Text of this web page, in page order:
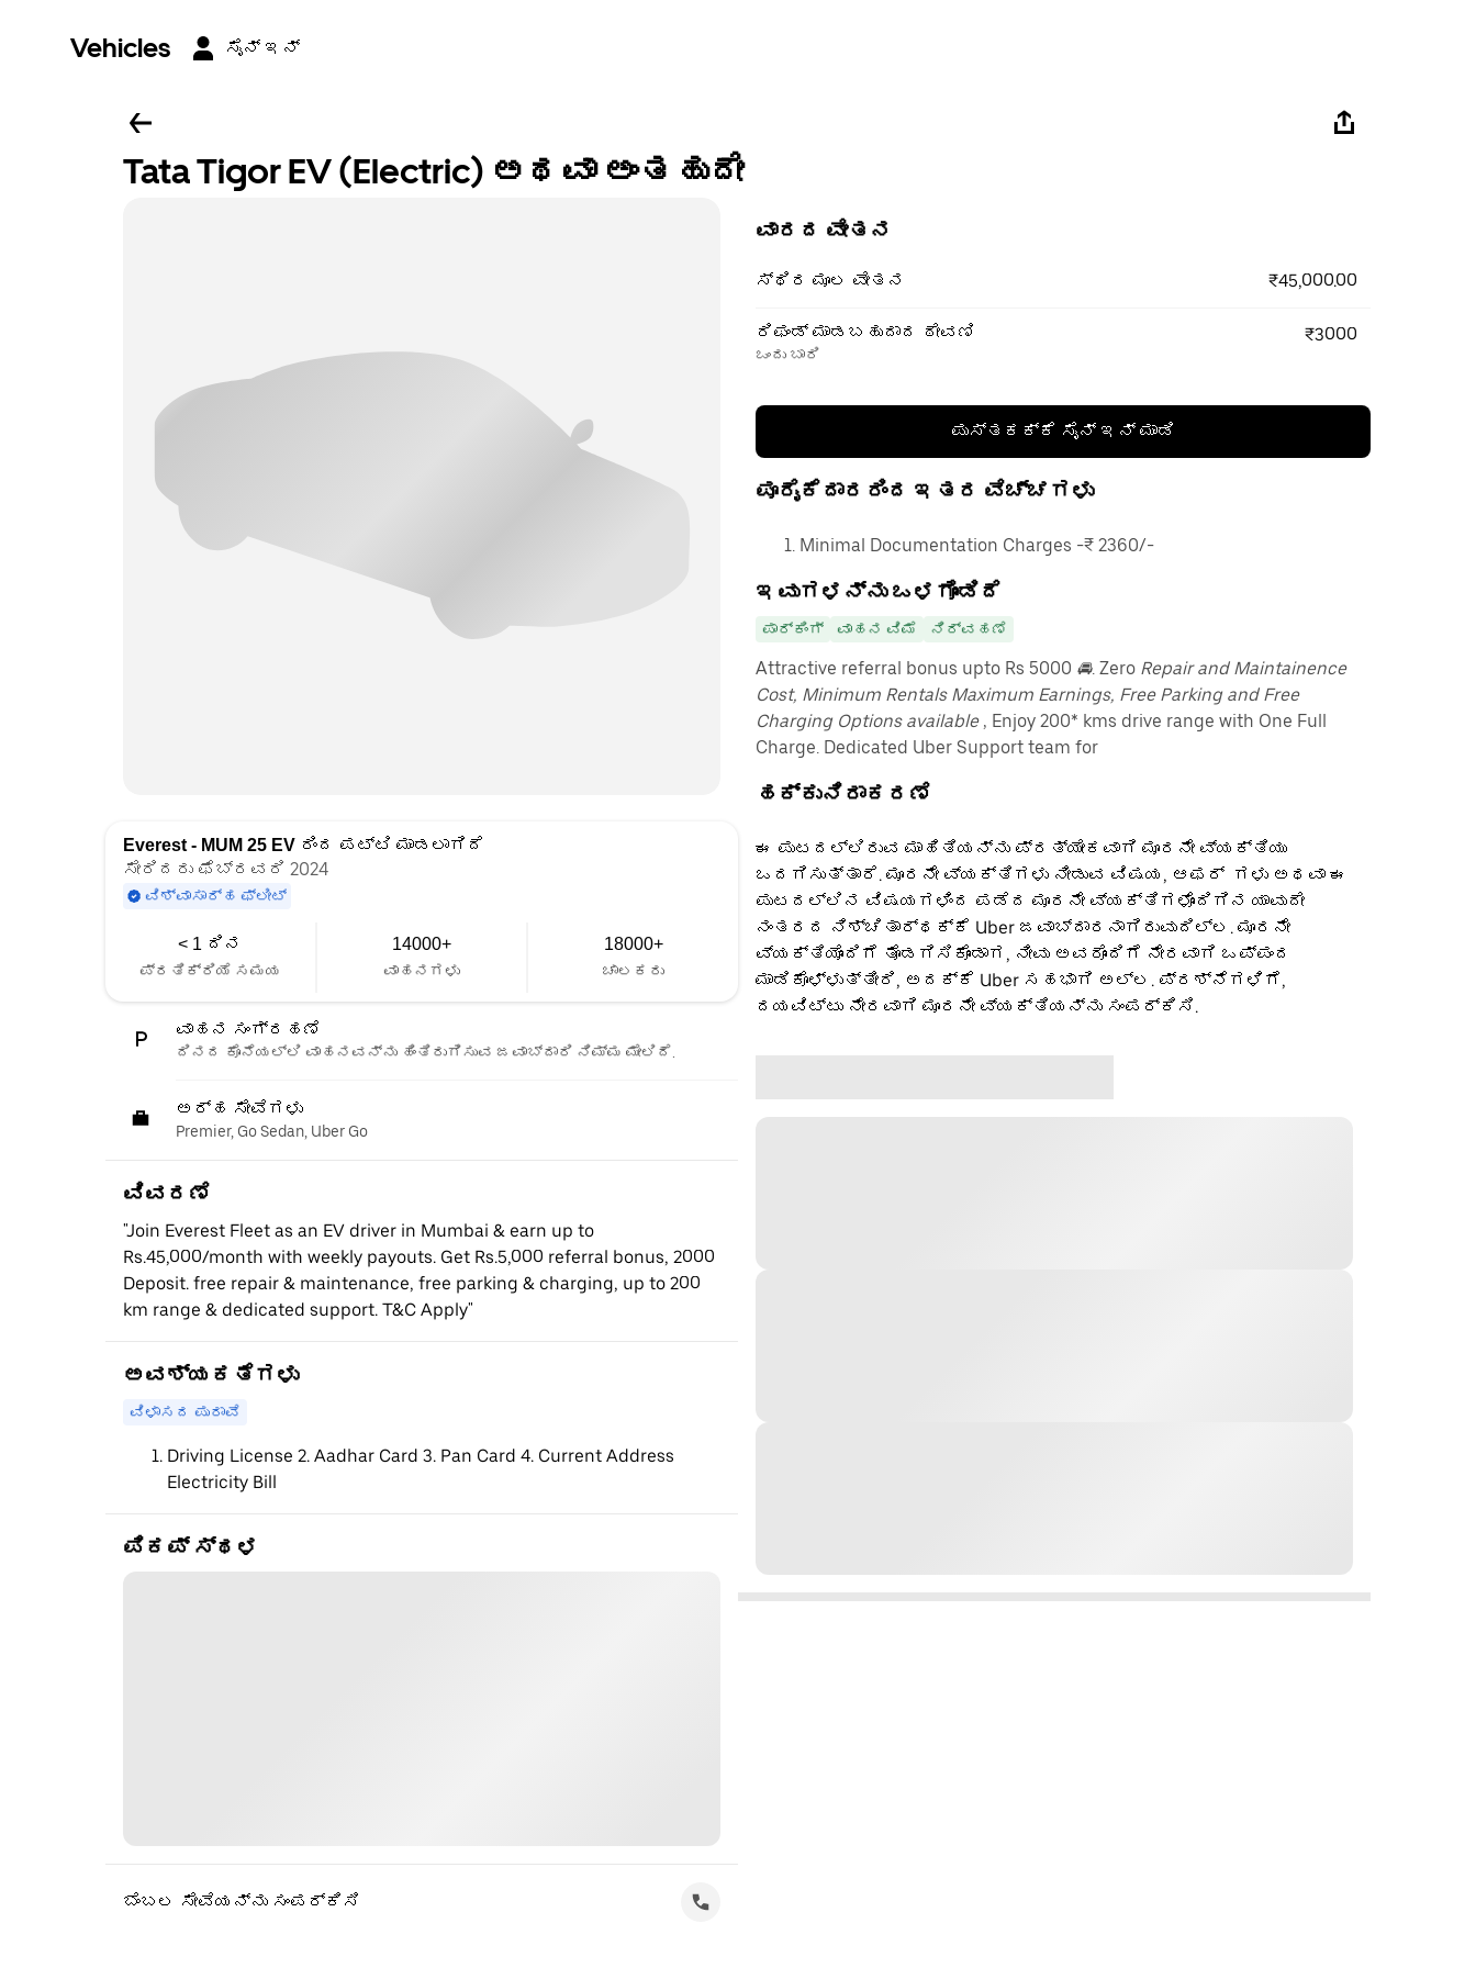
Vehicles ಸೈನ್ ಇನ್
Tata Tigor EV (Electric) ಅಥವಾ ಅಂತಹುದೇ
Everest - MUM 25 EV ರಿಂದ ಪಟ್ಟಿ ಮಾಡಲಾಗಿದೆ
ಸೇರಿದರು ಫೆಬ್ರವರಿ 2024
ವಿಶ್ವಾಸಾರ್ಹ ಫ್ಲೀಟ್
< 1 ದಿನ
ಪ್ರತಿಕ್ರಿಯೆ ಸಮಯ
14000+
ವಾಹನಗಳು
18000+
ಚಾಲಕರು
ವಾಹನ ಸಂಗ್ರಹಣೆ
ದಿನದ ಕೊನೆಯಲ್ಲಿ ವಾಹನವನ್ನು ಹಿಂತಿರುಗಿಸುವ ಜವಾಬ್ದಾರಿ ನಿಮ್ಮ ಮೇಲಿದೆ.
ಅರ್ಹ ಸೇವೆಗಳು
Premier, Go Sedan, Uber Go
ವಿವರಣೆ
"Join Everest Fleet as an EV driver in Mumbai & earn up to
Rs.45,000/month with weekly payouts. Get Rs.5,000 referral bonus, 2000
Deposit. free repair & maintenance, free parking & charging, up to 200
km range & dedicated support. T&C Apply"
ಅವಶ್ಯಕತೆಗಳು
ವಿಳಾಸದ ಪುರಾವೆ
Driving License 2. Aadhar Card 3. Pan Card 4. Current Address
Electricity Bill
ಪಿಕಪ್ ಸ್ಥಳ
ಬೆಂಬಲ ಸೇವೆಯನ್ನು ಸಂಪರ್ಕಿಸಿ
ವಾರದ ವೇತನ
ಸ್ಥಿರ ಮೂಲ ವೇತನ ₹45,000.00
ರಿಫಂಡ್ ಮಾಡಬಹುದಾದ ಠೇವಣಿ
ಒಂದು ಬಾರಿ
₹3000
ಪುಸ್ತಕಕ್ಕೆ ಸೈನ್ ಇನ್ ಮಾಡಿ
ಪೂರೈಕೆದಾರರಿಂದ ಇತರ ವೆಚ್ಚಗಳು
Minimal Documentation Charges -₹ 2360/-
ಇವುಗಳನ್ನು ಒಳಗೊಂಡಿದೆ
ಪಾರ್ಕಿಂಗ್ ವಾಹನ ವಿಮೆ ನಿರ್ವಹಣೆ
Attractive referral bonus upto Rs 5000 🚘. Zero Repair and Maintainence
Cost, Minimum Rentals Maximum Earnings, Free Parking and Free
Charging Options available, Enjoy 200* kms drive range with One Full
Charge. Dedicated Uber Support team for
ಹಕ್ಕುನಿರಾಕರಣೆ
ಈ ಪುಟದಲ್ಲಿರುವ ಮಾಹಿತಿಯನ್ನು ಪ್ರತ್ಯೇಕವಾಗಿ ಮೂರನೇ ವ್ಯಕ್ತಿಯು
ಒದಗಿಸುತ್ತಾರೆ. ಮೂರನೇ ವ್ಯಕ್ತಿಗಳು ನೀಡುವ ವಿಷಯ, ಆಫರ್ ‌ ಗಳು ಅಥವಾ ಈ
ಪುಟದಲ್ಲಿನ ವಿಷಯಗಳಿಂದ ಪಡೆದ ಮೂರನೇ ವ್ಯಕ್ತಿಗಳೊಂದಿಗಿನ ಯಾವುದೇ
ನಂತರದ ನಿಶ್ಚಿತಾರ್ಥಕ್ಕೆ Uber ಜವಾಬ್ದಾರನಾಗಿರುವುದಿಲ್ಲ. ಮೂರನೇ
ವ್ಯಕ್ತಿಯೊಂದಿಗೆ ತೊಡಗಿಸಿಕೊಂಡಾಗ, ನೀವು ಅವರೊಂದಿಗೆ ನೇರವಾಗಿ ಒಪ್ಪಂದ
ಮಾಡಿಕೊಳ್ಳುತ್ತೀರಿ, ಅದಕ್ಕೆ Uber ಸಹಭಾಗಿ ಅಲ್ಲ. ಪ್ರಶ್ನೆಗಳಿಗೆ,
ದಯವಿಟ್ಟು ನೇರವಾಗಿ ಮೂರನೇ ವ್ಯಕ್ತಿಯನ್ನು ಸಂಪರ್ಕಿಸಿ.